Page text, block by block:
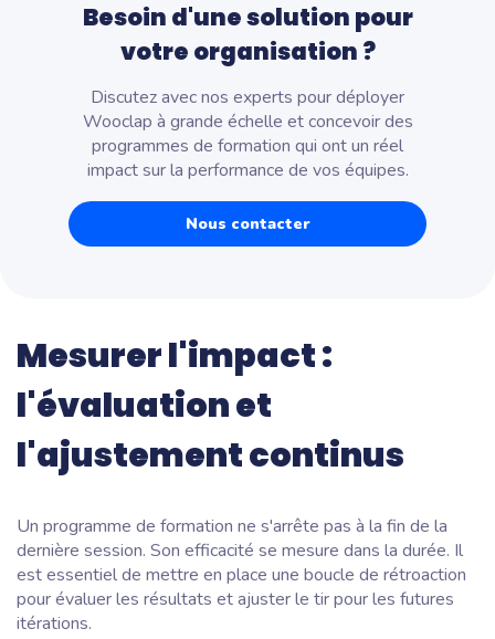
Besoin d'une solution pour
votre organisation ?
Discutez avec nos experts pour déployer
Wooclap à grande échelle et concevoir des
programmes de formation qui ont un réel
impact sur la performance de vos équipes.
Nous contacter
Mesurer l'impact :
l'évaluation et
l'ajustement continus
Un programme de formation ne s'arrête pas à la fin de la
dernière session. Son efficacité se mesure dans la durée. Il
est essentiel de mettre en place une boucle de rétroaction
pour évaluer les résultats et ajuster le tir pour les futures
itérations.